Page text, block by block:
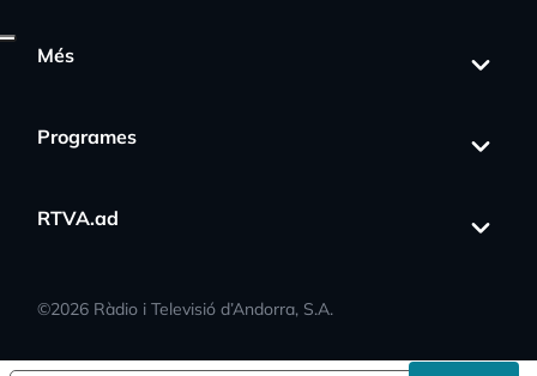
Més
Programes
RTVA.ad
©2026 Ràdio i Televisió d’Andorra, S.A.